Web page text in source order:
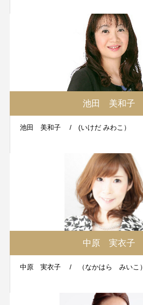
池田 美和子
池田 美和子 / (いけだ みわこ）
中原 実衣子
中原 実衣子 / （なかはら みいこ）